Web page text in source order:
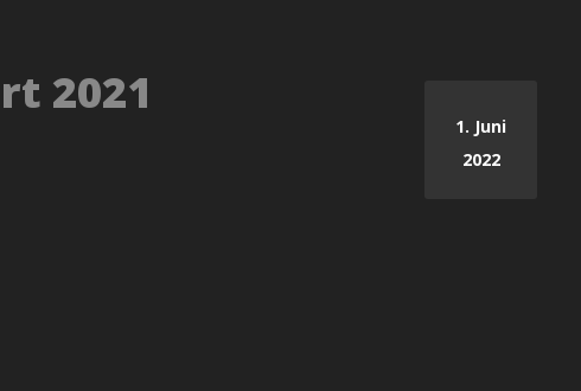
1. Juni
2022
2021